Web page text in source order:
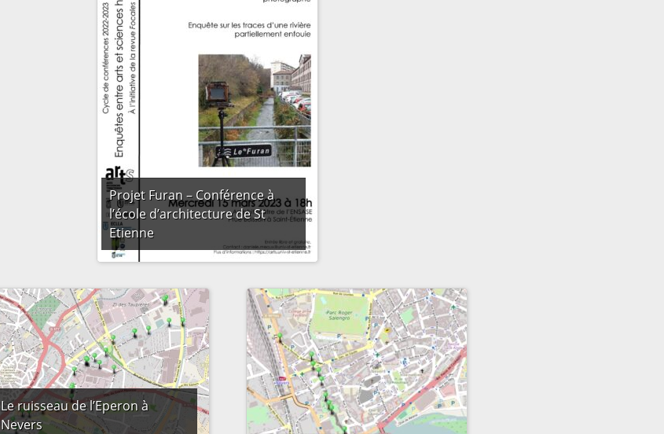
Projet Furan – Conférence à
l’école d’architecture de St
Etienne
Le ruisseau de l’Eperon à
Nevers